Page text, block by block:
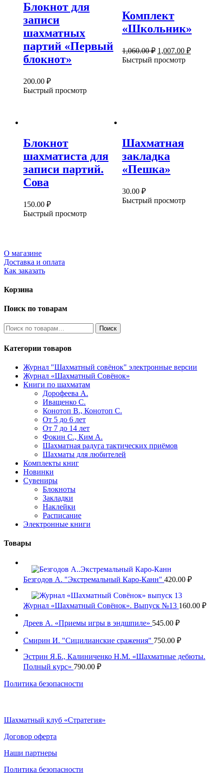
Блокнот для
записи
шахматных
партий «Первый
блокнот»
200.00 ₽
Быстрый просмотр
Комплект
«Школьник»
1,060.00₽ Первоначальная
цена
составляла
1,007.00 ₽
Быстрый просмотр
Блокнот
шахматиста для
записи партий.
Сова
150.00 ₽
Быстрый просмотр
Шахматная
закладка
«Пешка»
30.00 ₽
Быстрый просмотр
О магазине
Доставка и оплата
Как заказать
Корзина
Поиск по товарам
Искать: Поиск
Категории товаров
Журнал "Шахматный совёнок" электронные версии
Журнал «Шахматный Совёнок»
Книги по шахматам
Дорофеева А.
Иващенко С.
Конотоп В., Конотоп С.
От 5 до 6 лет
От 7 до 14 лет
Фокин С., Ким А.
Шахматная радуга тактических приёмов
Шахматы для любителей
Комплекты книг
Новинки
Сувениры
Блокноты
Закладки
Наклейки
Расписание
Электронные книги
Товары
Безгодов А. "Экстремальный Каро-Канн" 420.00 ₽
Журнал «Шахматный Совёнок». Выпуск №13 160.00 ₽
Дреев А. «Приемы игры в эндшпиле» 545.00 ₽
Смирин И. "Сицилианские сражения" 750.00 ₽
Эстрин Я.Б., Калиниченко Н.М. «Шахматные дебюты.
Полный курс» 790.00 ₽
Политика безопасности
Шахматный клуб «Стратегия»
Договор оферта
Наши партнеры
Политика безопасности